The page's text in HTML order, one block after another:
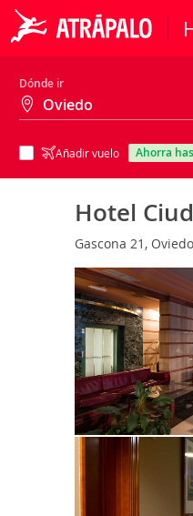
Dónde ir
Añadir vuelo ahorra
Hotel
Gascona 21,